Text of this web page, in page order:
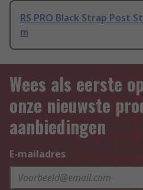
RS PRO Black Strap Post
m
Wees als eerste
onze nieuwste
aanbiedingen
E-mailadres